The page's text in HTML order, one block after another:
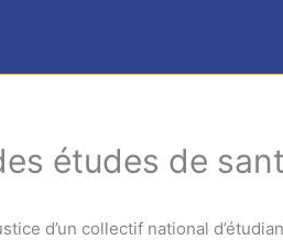
études de
d’un collectif national